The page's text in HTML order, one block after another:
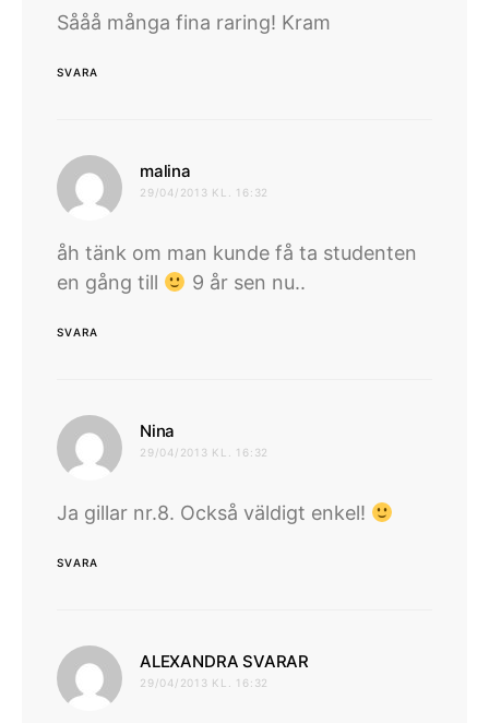
Sååå många fina raring! Kram
SVARA
malina
29/04/2013 KL. 16:32
åh tänk om man kunde få ta studenten
en gång till
9 år sen nu..
SVARA
Nina
29/04/2013 KL. 16:32
Ja gillar nr.8. Också väldigt enkel!
SVARA
ALEXANDRA SVARAR
29/04/2013 KL. 16:32